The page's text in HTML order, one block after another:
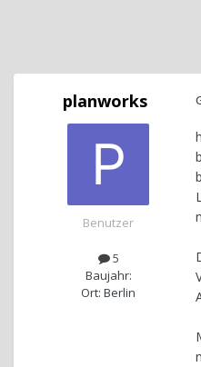
planworks
Benutzer
5
Baujahr:
Ort: Berlin